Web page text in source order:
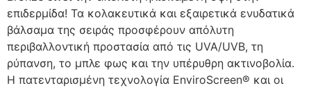
επιδερμίδα! Τα κολακευτικά και εξαιρετικά ενυδατικά
βάλσαμα της σειράς προσφέρουν απόλυτη
περιβαλλοντική προστασία από τις UVA/UVB, τη
ρύπανση, το μπλε φως και την υπέρυθρη ακτινοβολία.
Η πατενταρισμένη τεχνολογία EnviroScreen® και οι